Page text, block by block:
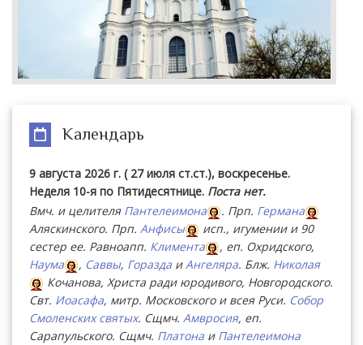
Календарь
9 августа 2026 г. ( 27 июля ст.ст.), воскресенье.
Неделя 10-я по Пятидесятнице. Поста нет.
Вмч. и целителя Пантелеимона . Прп. Германа
Аляскинского. Прп. Анфисы
исп., игумении и 90
сестер ее. Равноапп. Климента
, еп. Охридского,
Наума
, Саввы, Горазда иАнгеляра. Блж. Николая
Кочанова, Христа ради юродивого, Новгородского.
Свт. Иоасафа, митр. Московского и всея Руси. Собор
Смоленских святых. Сщмч. Амвросия, еп.
Сарапульского. Сщмч. Платона и Пантелеимона